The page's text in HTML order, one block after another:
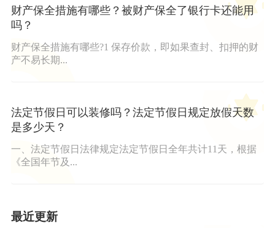
财产保全措施有哪些？被财产保全了银行卡还能用
吗？
财产保全措施有哪些?1 保存价款，即如果查封、扣押的财
产不易长期...
法定节假日可以装修吗？法定节假日规定放假天数
是多少天？
一、法定节假日法律规定法定节假日全年共计11天，根据
《全国年节及...
最近更新